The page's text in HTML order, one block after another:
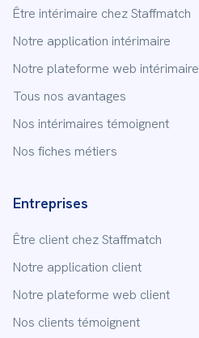
Être intérimaire chez Staffmatch
Notre application intérimaire
Notre plateforme web intérimaire
Tous nos avantages
Nos intérimaires témoignent
Nos fiches métiers
Entreprises
Être client chez Staffmatch
Notre application client
Notre plateforme web client
Nos clients témoignent